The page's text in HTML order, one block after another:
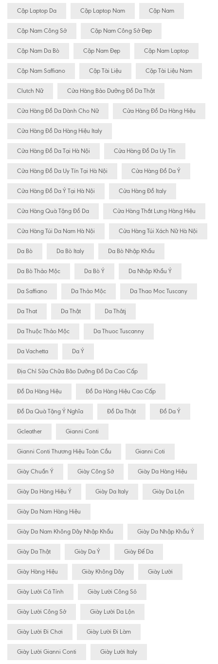
Cặp Laptop Da Cặp Laptop Nam Cặp Nam
Cặp Nam Công Sở Cặp Nam Công Sở Đẹp
Cặp Nam Da Bò Cặp Nam Đẹp Cặp Nam Laptop
Cặp Nam Saffiano Cặp Tài Liệu Cặp Tài Liệu Nam
Clutch Nữ Cửa Hàng Bảo Dưỡng Đồ Da Thật
Cửa Hàng Đồ Da Dành Cho Nữ Cửa Hàng Đồ Da Hàng Hiệu
Cửa Hàng Đồ Da Hàng Hiệu Italy
Cửa Hàng Đồ Da Tại Hà Nội Cửa Hàng Đồ Da Uy Tín
Cửa Hàng Đồ Da Uy Tín Tại Hà Nội Cửa Hàng Đồ Da Ý
Cửa Hàng Đồ Da Ý Tại Hà Nội Cửa Hàng Đồ Italy
Cửa Hàng Quà Tặng Đồ Da Cửa Hàng Thắt Lưng Hàng Hiệu
Cửa Hàng Túi Da Nam Hà Nội Cửa Hàng Túi Xách Nữ Hà Nội
Da Bò Da Bò Italy Da Bò Nhập Khẩu
Da Bò Thảo Mộc Da Bò Ý Da Nhập Khẩu Ý
Da Saffiano Da Thảo Mộc Da Thao Moc Tuscany
Da That Da Thật Da Thâtj
Da Thuộc Thảo Mộc Da Thuoc Tuscanny
Da Vachetta Da Ý
Địa Chỉ Sữa Chữa Bão Dưỡng Đồ Da Cao Cấp
Đồ Da Hàng Hiệu Đồ Da Hàng Hiệu Cao Cấp
Đồ Da Quà Tặng Ý Nghĩa Đồ Da Thật Đồ Da Ý
Gcleather Gianni Conti
Gianni Conti Thương Hiệu Toàn Cầu Gianni Coti
Giày Chuẩn Ý Giày Công Sở Giày Da Hàng Hiệu
Giày Da Hàng Hiệu Ý Giày Da Italy Giày Da Lộn
Giày Da Nam Hàng Hiệu
Giày Da Nam Không Dây Nhập Khẩu Giày Da Nhập Khẩu Ý
Giày Da Thật Giày Da Ý Giày Đế Da
Giày Hàng Hiệu Giày Không Dây Giày Lười
Giày Lười Cá Tính Giày Lười Công Sỏ
Giày Lười Công Sở Giày Lười Da Lộn
Giày Lười Đi Chơi Giày Lười Đi Làm
Giày Lười Gianni Conti Giày Lười Italy